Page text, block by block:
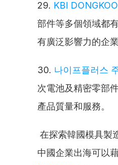
29. KBI
部件等多個領域都
有廣泛影響力的企業
30. 나이프플러스
次電池及精密零部
產品質量和服務。
中國企業出海可以